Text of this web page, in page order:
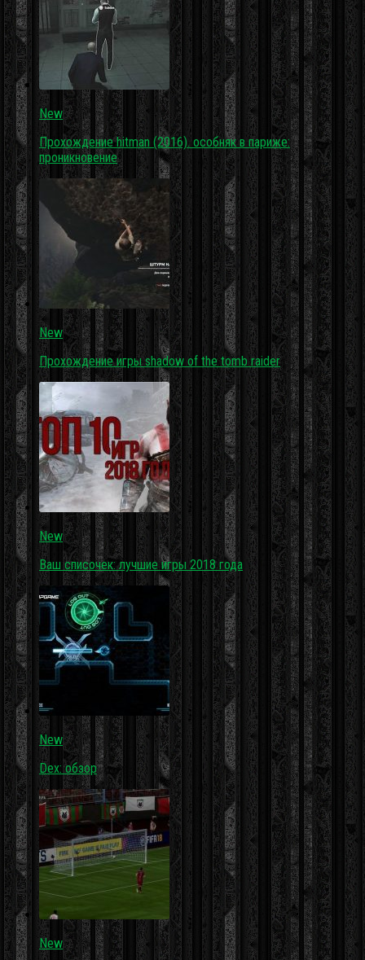
New
Прохождение hitman (2016). особняк в париже:
проникновение
New
Прохождение игры shadow of the tomb raider
New
Ваш списочек: лучшие игры 2018 года
New
Dex: обзор
New